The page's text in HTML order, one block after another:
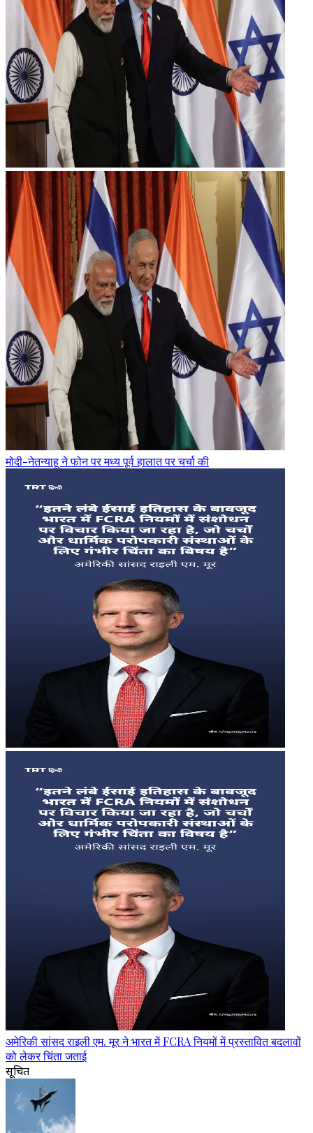
मोदी-नेतन्याहू ने फोन पर मध्य पूर्व हालात पर चर्चा की
अमेरिकी सांसद राइली एम. मूर ने भारत में FCRA नियमों में प्रस्तावित बदलावों
को लेकर चिंता जताई
सूचित